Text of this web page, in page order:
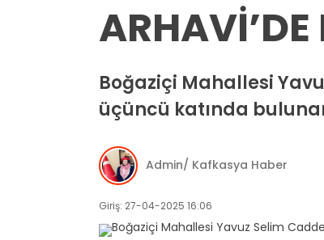
Boğaziçi Mahallesi
üçüncü katında
Admin/ Kafkasya Haber
Giriş: 27-04-2025 16:06